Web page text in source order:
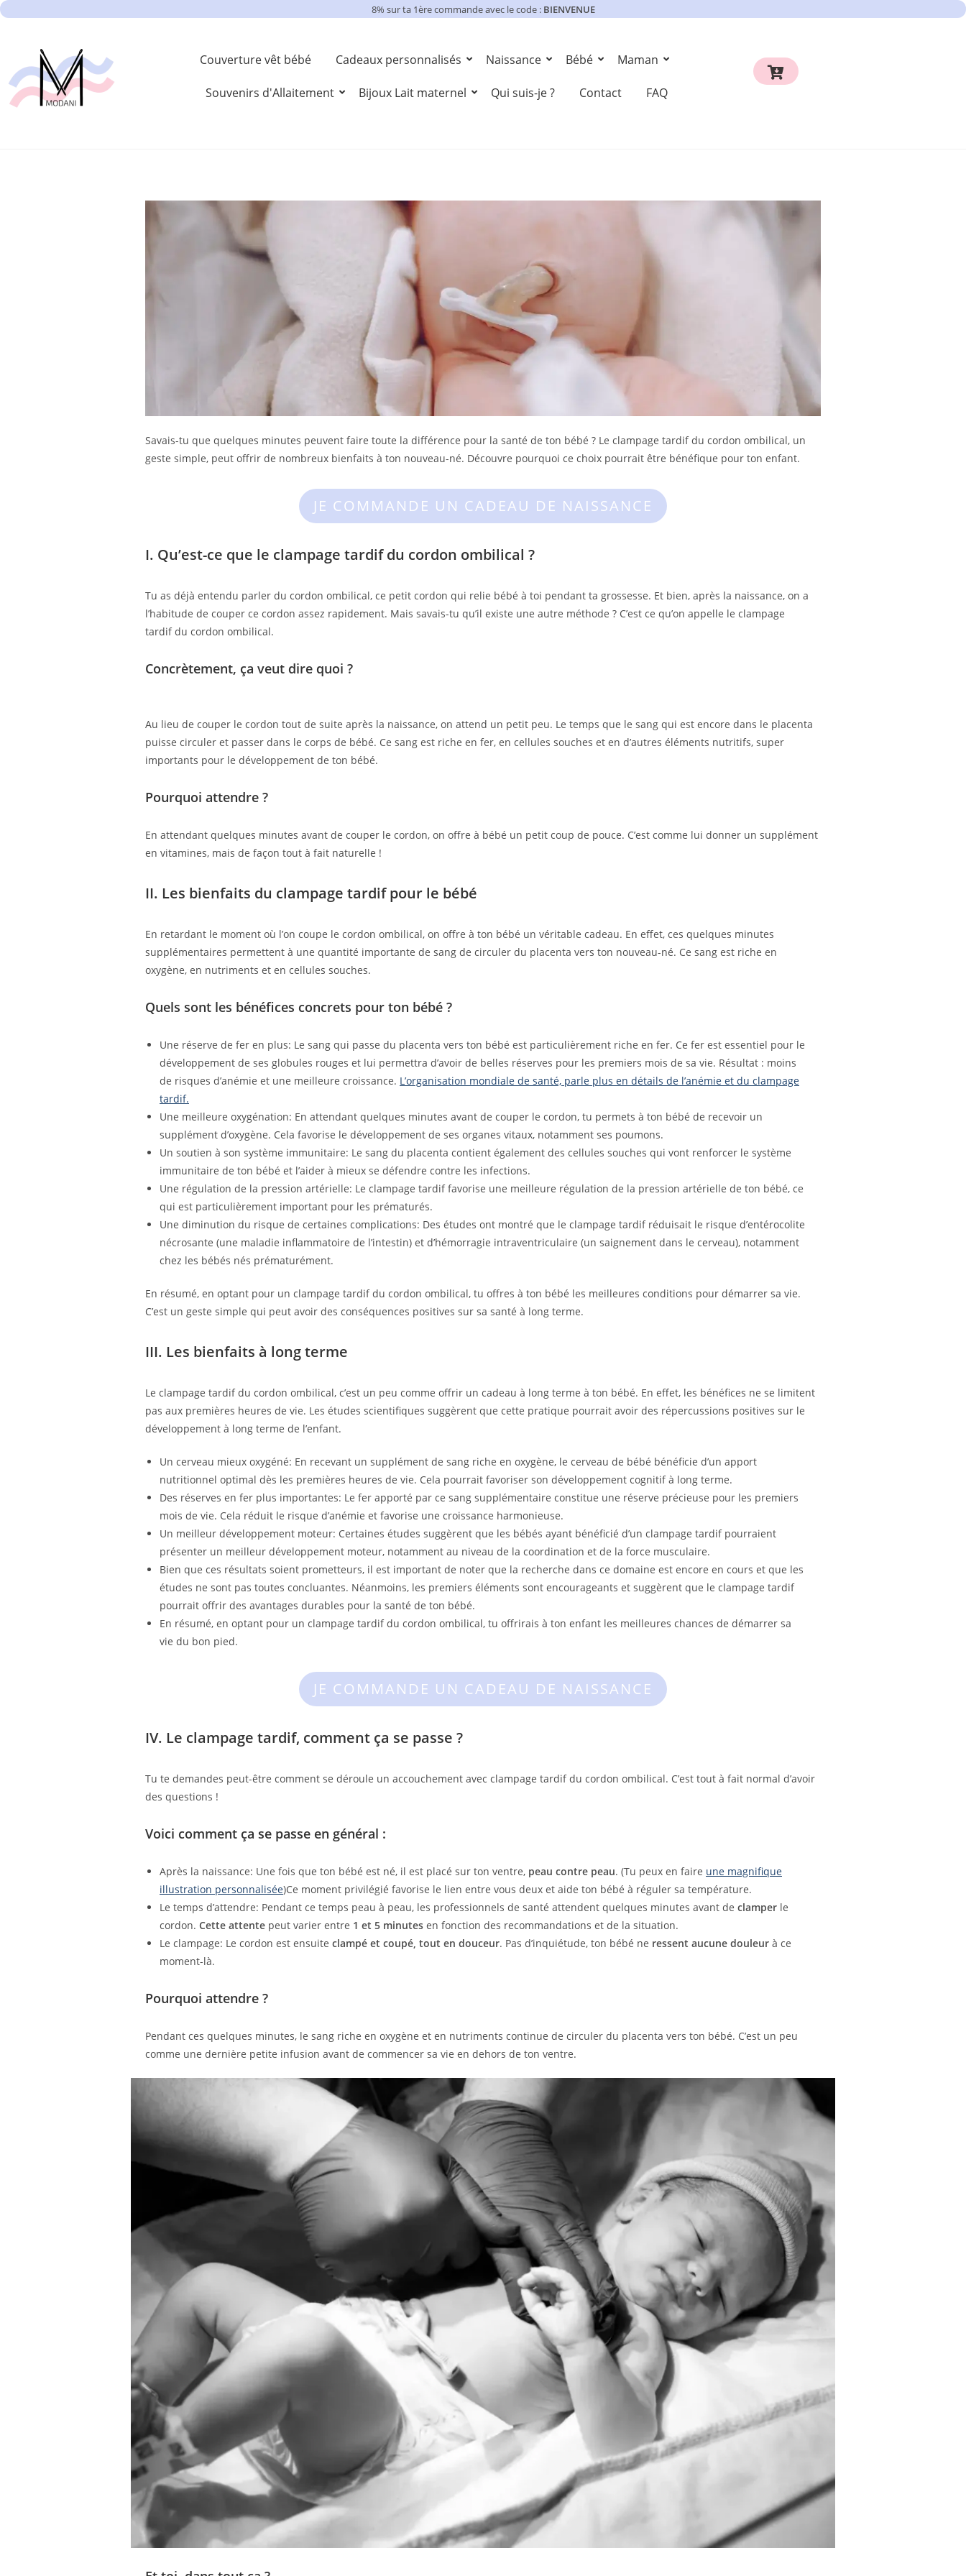
8% sur ta 1ère commande avec le code : BIENVENUE
Couverture vêt bébé Cadeaux personnalisés Naissance Bébé Maman
Souvenirs d'Allaitement Bijoux Lait maternel Qui suis-je ? Contact FAQ
Savais-tu que quelques minutes peuvent faire toute la différence pour la santé de ton bébé ? Le clampage tardif du cordon ombilical, un
geste simple, peut offrir de nombreux bienfaits à ton nouveau-né. Découvre pourquoi ce choix pourrait être bénéfique pour ton enfant.
JE COMMANDE UN CADEAU DE NAISSANCE
I. Qu’est-ce que le clampage tardif du cordon ombilical ?
Tu as déjà entendu parler du cordon ombilical, ce petit cordon qui relie bébé à toi pendant ta grossesse. Et bien, après la naissance, on a
l’habitude de couper ce cordon assez rapidement. Mais savais-tu qu’il existe une autre méthode ? C’est ce qu’on appelle le clampage
tardif du cordon ombilical.
Concrètement, ça veut dire quoi ?
Au lieu de couper le cordon tout de suite après la naissance, on attend un petit peu. Le temps que le sang qui est encore dans le placenta
puisse circuler et passer dans le corps de bébé. Ce sang est riche en fer, en cellules souches et en d’autres éléments nutritifs, super
importants pour le développement de ton bébé.
Pourquoi attendre ?
En attendant quelques minutes avant de couper le cordon, on offre à bébé un petit coup de pouce. C’est comme lui donner un supplément
en vitamines, mais de façon tout à fait naturelle !
II. Les bienfaits du clampage tardif pour le bébé
En retardant le moment où l’on coupe le cordon ombilical, on offre à ton bébé un véritable cadeau. En effet, ces quelques minutes
supplémentaires permettent à une quantité importante de sang de circuler du placenta vers ton nouveau-né. Ce sang est riche en
oxygène, en nutriments et en cellules souches.
Quels sont les bénéfices concrets pour ton bébé ?
Une réserve de fer en plus: Le sang qui passe du placenta vers ton bébé est particulièrement riche en fer. Ce fer est essentiel pour le
développement de ses globules rouges et lui permettra d’avoir de belles réserves pour les premiers mois de sa vie. Résultat : moins
de risques d’anémie et une meilleure croissance. L’organisation mondiale de santé, parle plus en détails de l’anémie et du clampage
tardif.
Une meilleure oxygénation: En attendant quelques minutes avant de couper le cordon, tu permets à ton bébé de recevoir un
supplément d’oxygène. Cela favorise le développement de ses organes vitaux, notamment ses poumons.
Un soutien à son système immunitaire: Le sang du placenta contient également des cellules souches qui vont renforcer le système
immunitaire de ton bébé et l’aider à mieux se défendre contre les infections.
Une régulation de la pression artérielle: Le clampage tardif favorise une meilleure régulation de la pression artérielle de ton bébé, ce
qui est particulièrement important pour les prématurés.
Une diminution du risque de certaines complications: Des études ont montré que le clampage tardif réduisait le risque d’entérocolite
nécrosante (une maladie inflammatoire de l’intestin) et d’hémorragie intraventriculaire (un saignement dans le cerveau), notamment
chez les bébés nés prématurément.
En résumé, en optant pour un clampage tardif du cordon ombilical, tu offres à ton bébé les meilleures conditions pour démarrer sa vie.
C’est un geste simple qui peut avoir des conséquences positives sur sa santé à long terme.
III. Les bienfaits à long terme
Le clampage tardif du cordon ombilical, c’est un peu comme offrir un cadeau à long terme à ton bébé. En effet, les bénéfices ne se limitent
pas aux premières heures de vie. Les études scientifiques suggèrent que cette pratique pourrait avoir des répercussions positives sur le
développement à long terme de l’enfant.
Un cerveau mieux oxygéné: En recevant un supplément de sang riche en oxygène, le cerveau de bébé bénéficie d’un apport
nutritionnel optimal dès les premières heures de vie. Cela pourrait favoriser son développement cognitif à long terme.
Des réserves en fer plus importantes: Le fer apporté par ce sang supplémentaire constitue une réserve précieuse pour les premiers
mois de vie. Cela réduit le risque d’anémie et favorise une croissance harmonieuse.
Un meilleur développement moteur: Certaines études suggèrent que les bébés ayant bénéficié d’un clampage tardif pourraient
présenter un meilleur développement moteur, notamment au niveau de la coordination et de la force musculaire.
Bien que ces résultats soient prometteurs, il est important de noter que la recherche dans ce domaine est encore en cours et que les
études ne sont pas toutes concluantes. Néanmoins, les premiers éléments sont encourageants et suggèrent que le clampage tardif
pourrait offrir des avantages durables pour la santé de ton bébé.
En résumé, en optant pour un clampage tardif du cordon ombilical, tu offrirais à ton enfant les meilleures chances de démarrer sa
vie du bon pied.
JE COMMANDE UN CADEAU DE NAISSANCE
IV. Le clampage tardif, comment ça se passe ?
Tu te demandes peut-être comment se déroule un accouchement avec clampage tardif du cordon ombilical. C’est tout à fait normal d’avoir
des questions !
Voici comment ça se passe en général :
Après la naissance: Une fois que ton bébé est né, il est placé sur ton ventre, peau contre peau. (Tu peux en faire une magnifique
illustration personnalisée)Ce moment privilégié favorise le lien entre vous deux et aide ton bébé à réguler sa température.
Le temps d’attendre: Pendant ce temps peau à peau, les professionnels de santé attendent quelques minutes avant de clamper le
cordon. Cette attente peut varier entre 1 et 5 minutes en fonction des recommandations et de la situation.
Le clampage: Le cordon est ensuite clampé et coupé, tout en douceur. Pas d’inquiétude, ton bébé ne ressent aucune douleur à ce
moment-là.
Pourquoi attendre ?
Pendant ces quelques minutes, le sang riche en oxygène et en nutriments continue de circuler du placenta vers ton bébé. C’est un peu
comme une dernière petite infusion avant de commencer sa vie en dehors de ton ventre.